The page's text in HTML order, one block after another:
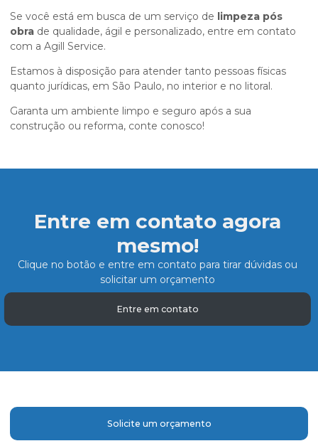
Se você está em busca de um serviço de limpeza pós
obra de qualidade, ágil e personalizado, entre em contato
com a Agill Service.
Estamos à disposição para atender tanto pessoas físicas
quanto jurídicas, em São Paulo, no interior e no litoral.
Garanta um ambiente limpo e seguro após a sua
construção ou reforma, conte conosco!
Entre em contato agora
mesmo!
Clique no botão e entre em contato para tirar dúvidas ou
solicitar um orçamento
Entre em contato
Solicite um orçamento